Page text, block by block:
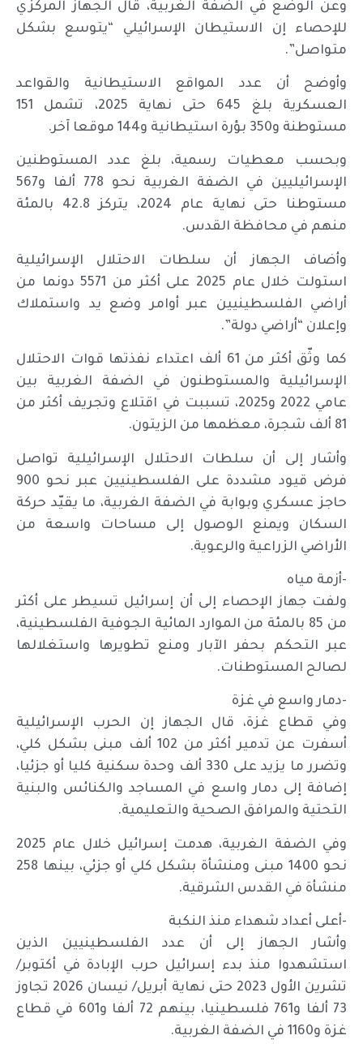
وعن الوضع في الضفة الغربية، قال الجهاز المركزي
للإحصاء إن الاستيطان الإسرائيلي “يتوسع بشكل
متواصل”.
وأوضح أن عدد المواقع الاستيطانية والقواعد
العسكرية بلغ 645 حتى نهاية 2025، تشمل 151
مستوطنة و350 بؤرة استيطانية و144 موقعا آخر.
وبحسب معطيات رسمية، بلغ عدد المستوطنين
الإسرائيليين في الضفة الغربية نحو 778 ألفا و567
مستوطنا حتى نهاية عام 2024، يتركز 42.8 بالمئة
منهم في محافظة القدس.
وأضاف الجهاز أن سلطات الاحتلال الإسرائيلية
استولت خلال عام 2025 على أكثر من 5571 دونما من
أراضي الفلسطينيين عبر أوامر وضع يد واستملاك
وإعلان “أراضي دولة”.
كما وثّق أكثر من 61 ألف اعتداء نفذتها قوات الاحتلال
الإسرائيلية والمستوطنون في الضفة الغربية بين
عامي 2022 و2025، تسببت في اقتلاع وتجريف أكثر من
81 ألف شجرة، معظمها من الزيتون.
وأشار إلى أن سلطات الاحتلال الإسرائيلية تواصل
فرض قيود مشددة على الفلسطينيين عبر نحو 900
حاجز عسكري وبوابة في الضفة الغربية، ما يقيّد حركة
السكان ويمنع الوصول إلى مساحات واسعة من
الأراضي الزراعية والرعوية.
-أزمة مياه
ولفت جهاز الإحصاء إلى أن إسرائيل تسيطر على أكثر
من 85 بالمئة من الموارد المائية الجوفية الفلسطينية،
عبر التحكم بحفر الآبار ومنع تطويرها واستغلالها
لصالح المستوطنات.
-دمار واسع في غزة
وفي قطاع غزة، قال الجهاز إن الحرب الإسرائيلية
أسفرت عن تدمير أكثر من 102 ألف مبنى بشكل كلي،
وتضرر ما يزيد على 330 ألف وحدة سكنية كليا أو جزئيا،
إضافة إلى دمار واسع في المساجد والكنائس والبنية
التحتية والمرافق الصحية والتعليمية.
وفي الضفة الغربية، هدمت إسرائيل خلال عام 2025
نحو 1400 مبنى ومنشأة بشكل كلي أو جزئي، بينها 258
منشأة في القدس الشرقية.
-أعلى أعداد شهداء منذ النكبة
وأشار الجهاز إلى أن عدد الفلسطينيين الذين
استشهدوا منذ بدء إسرائيل حرب الإبادة في أكتوبر/
تشرين الأول 2023 حتى نهاية أبريل/ نيسان 2026 تجاوز
73 ألفا و761 فلسطينيا، بينهم 72 ألفا و601 في قطاع
غزة و1160 في الضفة الغربية.